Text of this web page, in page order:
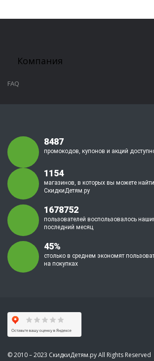
Компания
FAQ
8487
промокодов, купонов и акций
1154
магазинов, в которых вы можете
СкидкиДетям.ру
1678752
пользователей воспользовалось
последний месяц
45%
столько в среднем экономят
на покупках
© 2010 – 2023 СкидкиДетям.ру All Rights Reserved